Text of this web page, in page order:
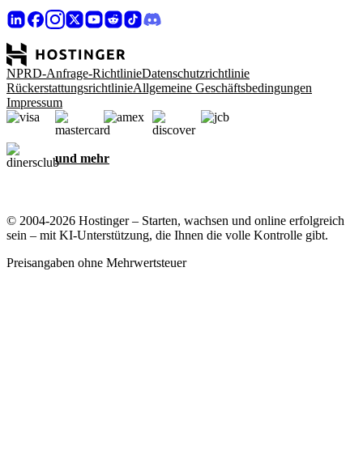
NPRD-Anfrage-RichtlinieDatenschutzrichtlinie
RückerstattungsrichtlinieAllgemeine Geschäftsbedingungen
Impressum
und mehr
© 2004-2026 Hostinger – Starten, wachsen und online erfolgreich
sein – mit KI-Unterstützung, die Ihnen die volle Kontrolle gibt.
Preisangaben ohne Mehrwertsteuer